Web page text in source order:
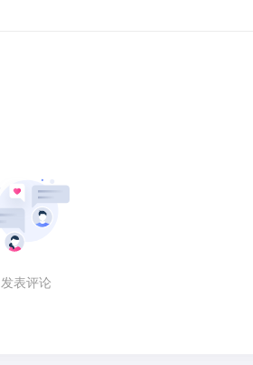
发表评论